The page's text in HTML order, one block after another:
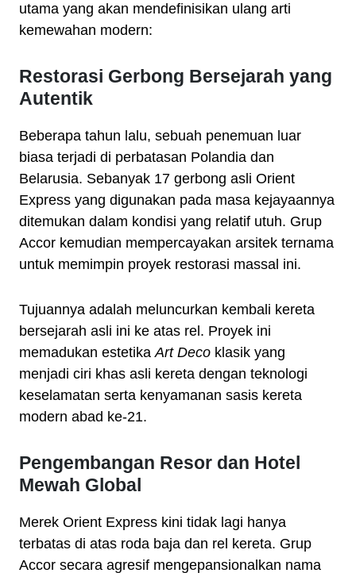
utama yang akan mendefinisikan ulang arti
kemewahan modern:
Restorasi Gerbong Bersejarah yang
Autentik
Beberapa tahun lalu, sebuah penemuan luar
biasa terjadi di perbatasan Polandia dan
Belarusia. Sebanyak 17 gerbong asli Orient
Express yang digunakan pada masa kejayaannya
ditemukan dalam kondisi yang relatif utuh. Grup
Accor kemudian mempercayakan arsitek ternama
untuk memimpin proyek restorasi massal ini.
Tujuannya adalah meluncurkan kembali kereta
bersejarah asli ini ke atas rel. Proyek ini
memadukan estetikaArt Deco klasik yang
menjadi ciri khas asli kereta dengan teknologi
keselamatan serta kenyamanan sasis kereta
modern abad ke-21.
Pengembangan Resor dan Hotel
Mewah Global
Merek Orient Express kini tidak lagi hanya
terbatas di atas roda baja dan rel kereta. Grup
Accor secara agresif mengepansionalkan nama